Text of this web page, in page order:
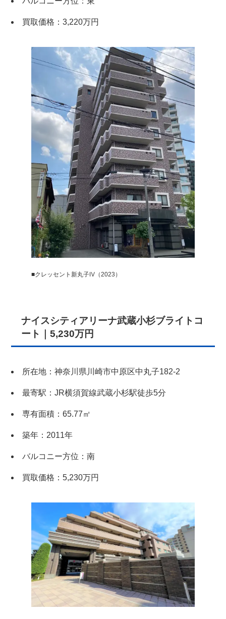
無料査定・売却相談
10時～18時/水曜日定休
東京本社 0120-900-881
関西支社 0120-711-018
買取価格：3,220万円
■クレッセント新丸子Ⅳ（2023）
ナイスシティアリーナ武蔵小杉ブライトコ
ート｜5,230万円
所在地：神奈川県川崎市中原区中丸子182-2
最寄駅：JR横須賀線武蔵小杉駅徒歩5分
専有面積：65.77㎡
築年：2011年
バルコニー方位：南
買取価格：5,230万円